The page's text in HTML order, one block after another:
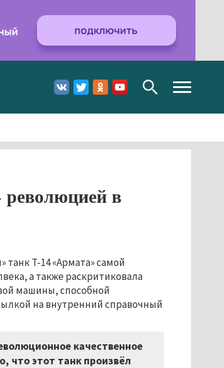
Toggle
navigation
революцией в
танк Т-14 «Армата» самой
а также раскритиковала
машины, способной
на внутренний справочный
качественное
что этот танк произвёл